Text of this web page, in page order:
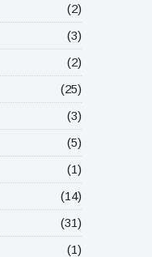
(2)
(3)
(2)
(25)
(3)
(5)
(1)
(14)
(31)
(1)